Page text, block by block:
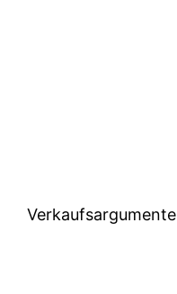
Verkaufsargumente